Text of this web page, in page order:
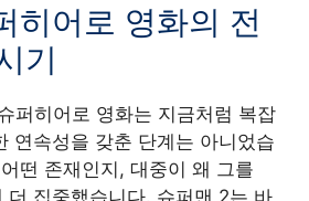
히어로 영화의 전
기
퍼히어로 영화는 지금처럼 복잡
연속성을 갖춘 단계는 아니었습
떤 존재인지, 대중이 왜 그를
더 집중했습니다. 슈퍼맨 2는 바